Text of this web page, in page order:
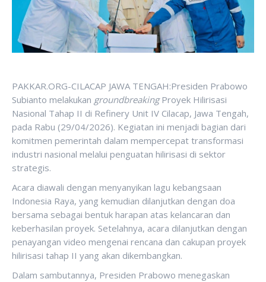
PAKKAR.ORG-CILACAP JAWA TENGAH:Presiden Prabowo
Subianto melakukan groundbreakingProyek Hilirisasi
Nasional Tahap II di Refinery Unit IV Cilacap, Jawa Tengah,
pada Rabu (29/04/2026). Kegiatan ini menjadi bagian dari
komitmen pemerintah dalam mempercepat transformasi
industri nasional melalui penguatan hilirisasi di sektor
strategis.
Acara diawali dengan menyanyikan lagu kebangsaan
Indonesia Raya, yang kemudian dilanjutkan dengan doa
bersama sebagai bentuk harapan atas kelancaran dan
keberhasilan proyek. Setelahnya, acara dilanjutkan dengan
penayangan video mengenai rencana dan cakupan proyek
hilirisasi tahap II yang akan dikembangkan.
Dalam sambutannya, Presiden Prabowo menegaskan